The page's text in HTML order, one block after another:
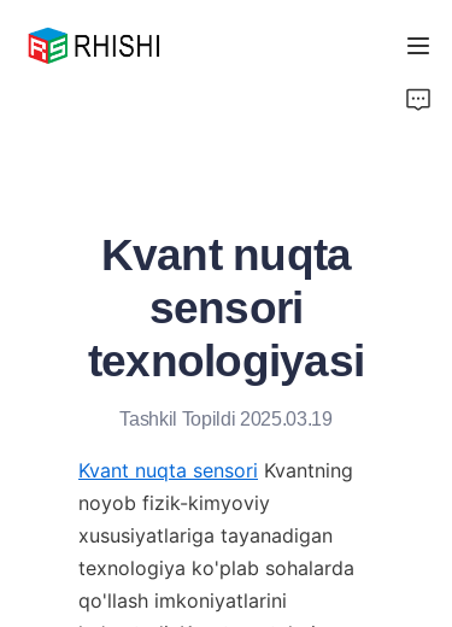
Kvant nuqta
sensori
texnologiyasi
Tashkil Topildi 2025.03.19
Kvant nuqta sensori Kvantning
noyob fizik-kimyoviy
xususiyatlariga tayanadigan
texnologiya ko'plab sohalarda
qo'llash imkoniyatlarini
About Us
Support